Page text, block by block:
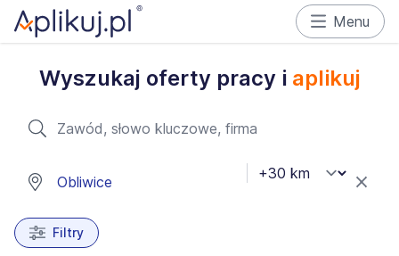
Menu
Wyszukaj oferty pracy i aplikuj
Filtry